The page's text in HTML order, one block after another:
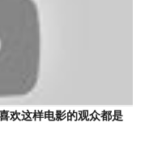
欢这样电影的观众都是